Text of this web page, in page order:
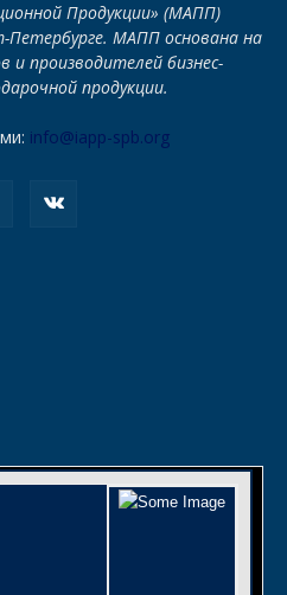
Продукции» (МАПП)
Петербурге. МАПП основана на
и производителей бизнес-
продукции.
info@iapp-spb.org